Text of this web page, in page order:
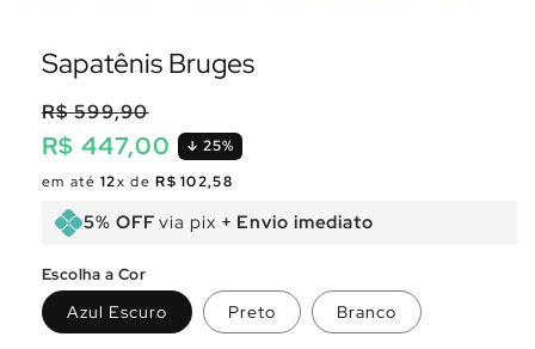
Sapatênis Bruges
Preço
normal
R$ 447,00 25%
Preço
promocional
R$ 599,90
em até12x deR$ 102,58
5% OFF via pix + Envio imediato
Escolha a Cor
Azul Escuro Preto Branco